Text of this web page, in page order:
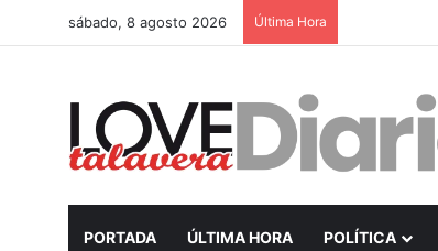
sábado, 8 agosto 2026 Última Hora
PORTADA ÚLTIMA HORA POLÍTICA